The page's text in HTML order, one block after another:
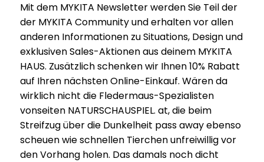
Mit dem MYKITA Newsletter werden Sie Teil der
der MYKITA Community und erhalten vor allen
anderen Informationen zu Situations, Design und
exklusiven Sales-Aktionen aus deinem MYKITA
HAUS. Zusätzlich schenken wir Ihnen 10% Rabatt
auf Ihren nächsten Online-Einkauf. Wären da
wirklich nicht die Fledermaus-Spezialisten
vonseiten NATURSCHAUSPIEL. at, die beim
Streifzug über die Dunkelheit pass away ebenso
scheuen wie schnellen Tierchen unfreiwillig vor
den Vorhang holen. Das damals noch dicht